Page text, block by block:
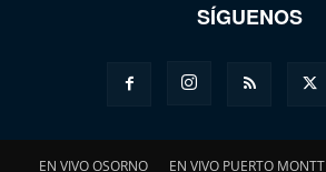
SÍGUENOS
EN VIVO OSORNO EN VIVO PUERTO MONTT